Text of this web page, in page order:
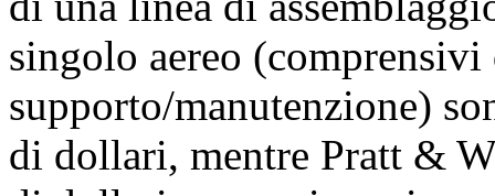
singolo aereo
supporto/manutenzione)
di dollari, mentre Pratt &